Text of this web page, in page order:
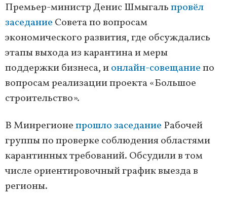
Премьер-министр Денис Шмыгальпровёл
заседание Совета по вопросам
экономического развития, где обсуждались
этапы выхода из карантина и меры
поддержки бизнеса, ионлайн-совещаниепо
вопросам реализации проекта «Большое
строительство».
В Минрегионепрошло заседание Рабочей
группы по проверке соблюдения областями
карантинных требований. Обсудили в том
числе ориентировочный график выезда в
регионы.